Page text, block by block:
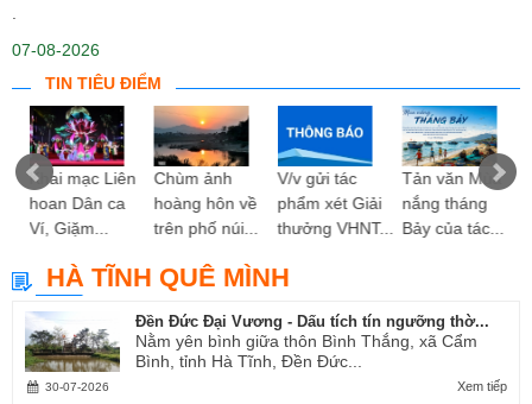
07-08-2026
TIN TIÊU ĐIỂM
Khai mạc Liên
hoan Dân ca
Ví, Giặm...
Chùm ảnh
hoàng hôn về
trên phố núi...
V/v gửi tác
phẩm xét Giải
thưởng VHNT...
Tản văn Mùa
nắng tháng
Bảy của tác...
HÀ TĨNH QUÊ MÌNH
Đền Đức Đại Vương - Dấu tích tín ngưỡng thờ...
Nằm yên bình giữa thôn Bình Thắng, xã Cẩm
Bình, tỉnh Hà Tĩnh, Đền Đức...
Xem tiếp
30-07-2026